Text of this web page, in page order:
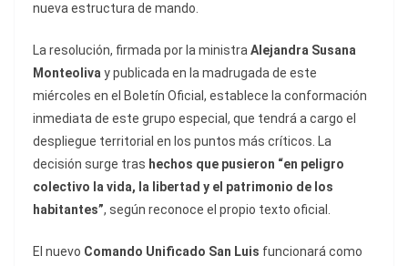
nueva estructura de mando.
La resolución, firmada por la ministraAlejandra Susana
Monteolivay publicada en la madrugada de este
miércoles en el Boletín Oficial, establece la conformación
inmediata de este grupo especial, que tendrá a cargo el
despliegue territorial en los puntos más críticos. La
decisión surge tras hechos que pusieron “en peligro
colectivo la vida, la libertad y el patrimonio de los
habitantes”, según reconoce el propio texto oficial.
El nuevo Comando Unificado San Luis funcionará como